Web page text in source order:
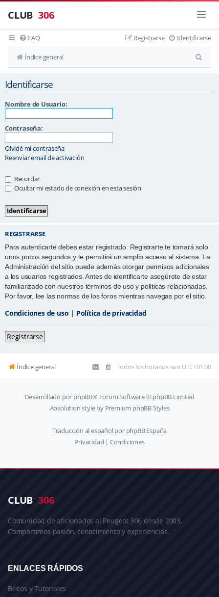
CLUB 306
FAQ Identificarse
Registrarse
Índice general
u
Identificarse
Nombre de Usuario:
Contraseña:
Olvidé mi contraseña
Reenviar email de activación
Recordar
Ocultar mi estado de conexión en esta sesión
REGISTRARSE
Para autenticarte debes estar registrado. Registrarte te tomará solo
unos pocos segundos y te permitirá un amplio acceso al sistema. La
Administración del sitio puede además otorgar permisos adicionales
a los usuarios registrados. Antes de identificarte asegúrete de estar
familiarizado con nuestros términos de uso y políticas relacionadas.
Por favor, lee las normas de los foros mientras navegas por el sitio.
Condiciones de uso | Política de privacidad
Registrarse
Índice general Todos los horarios son UTC+01:00
Desarrollado por phpBB® Forum Software © phpBB Limited
Absolution style by Premium phpBB Styles
Traducción al español por phpBB España
Privacidad | Condiciones
CLUB 306
Comunidad de aficionados al Peugeot 306 desde 2003.
Compartimos pasión, conocimiento y experiencias.
ENLACES RÁPIDOS
Bricos y Tutoriales